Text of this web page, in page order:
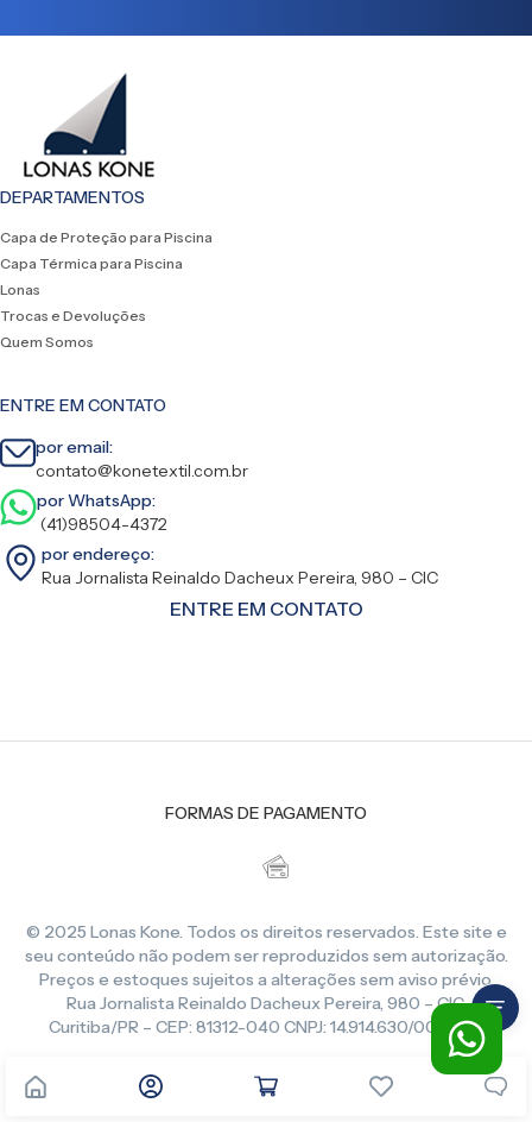
DEPARTAMENTOS
Capa de Proteção para Piscina
Capa Térmica para Piscina
Lonas
Trocas e Devoluções
Quem Somos
ENTRE EM CONTATO
por email:
contato@konetextil.com.br
por WhatsApp:
(41)98504-4372
por endereço:
Rua Jornalista Reinaldo Dacheux Pereira, 980 – CIC
ENTRE EM CONTATO
FORMAS DE PAGAMENTO
© 2025 Lonas Kone. Todos os direitos reservados. Este site e
seu conteúdo não podem ser reproduzidos sem autorização.
Preços e estoques sujeitos a alterações sem aviso prévio.
Rua Jornalista Reinaldo Dacheux Pereira, 980 – CIC,
Curitiba/PR – CEP: 81312-040 CNPJ: 14.914.630/0001-86